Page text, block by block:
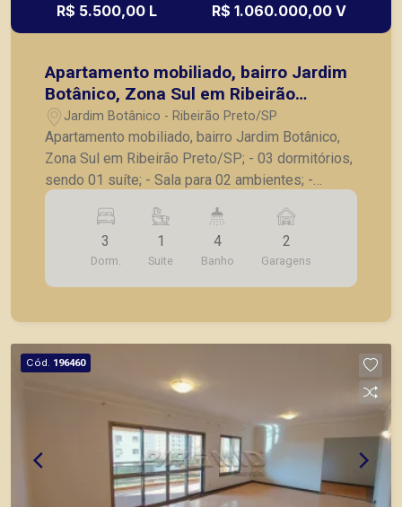
R$ 5.500,00 L R$ 1.060.000,00 V
Apartamento mobiliado, bairro Jardim
Botânico, Zona Sul em Ribeirão
Preto/SP;
Jardim Botânico - Ribeirão Preto/SP
Apartamento mobiliado, bairro Jardim Botânico,
Zona Sul em Ribeirão Preto/SP; - 03 dormitórios,
sendo 01 suíte; - Sala para 02 ambientes; -
Sacada; - Lavabo; - Cozinha planejada; -
Lavanderia; - Banheiro de serviço; - 02 vagas de
garagem. A Piramid tem como objetivo atender
seus clientes com agilidade e segurança, em
locação, vendas de imóveis prontos, usados ou
3
Dorm.
1
Suite
4
Banho
2
Garagens
Cód. 196460